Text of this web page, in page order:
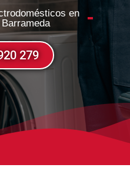
en
279